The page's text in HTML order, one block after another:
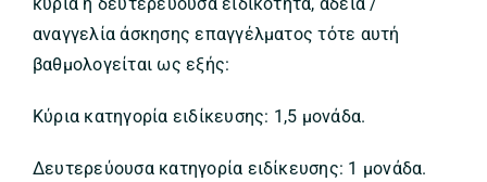
αναγγελία άσκησης επαγγέλματος τότε αυτή
βαθμολογείται ως εξής:
Κύρια κατηγορία ειδίκευσης: 1,5 μονάδα.
Δευτερεύουσα κατηγορία ειδίκευσης: 1 μονάδα.